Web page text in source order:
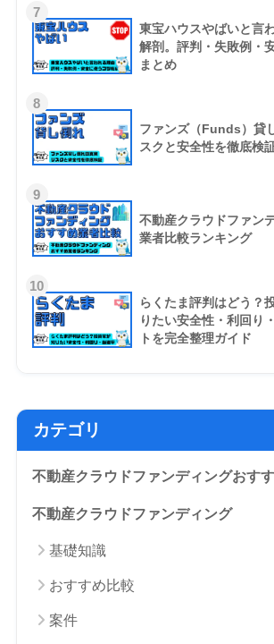
7
東宝ハウスやばいと言
解剖。評判・失敗例・
まとめ
8
ファンズ（Funds）貸
スクと安全性を徹底検
9
不動産クラウドファン
業者比較ランキング
10
らくたま評判はどう？
りたい安全性・利回り
トを完全整理ガイド
カテゴリ
不動産クラウドファンディングおす
不動産クラウドファンディング
基礎知識
おすすめ比較
案件